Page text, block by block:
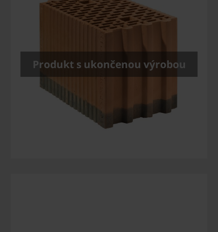
Produkt s ukončenou výrobou